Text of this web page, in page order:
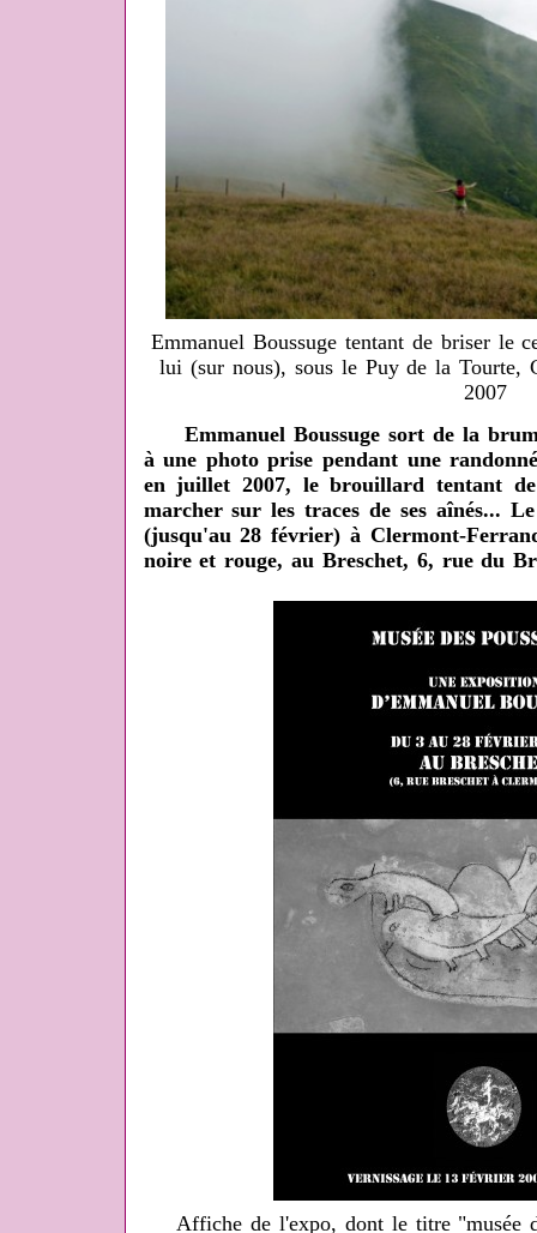
Emmanuel Boussuge tentant de briser le
lui (sur nous), sous le Puy de la Tourte,
2007
Emmanuel Boussuge sort de la
à une photo prise pendant une
en juillet 2007, le brouillard tentant
marcher sur les traces de ses aînés...
(jusqu'au 28 février) à Clermont-
noire et rouge, au Breschet, 6, rue du
Affiche de l'expo, dont le titre "musée